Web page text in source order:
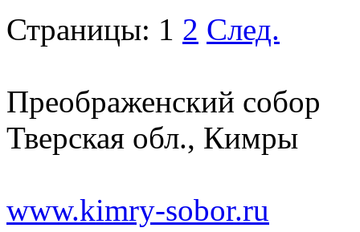
Страницы: 1 2 След.
Преображенский собор
Тверская обл., Кимры
www.kimry-sobor.ru